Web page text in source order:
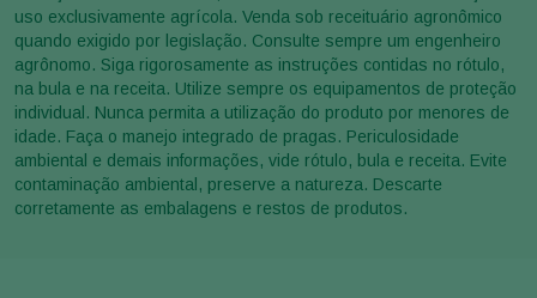
uso exclusivamente agrícola. Venda sob receituário agronômico
quando exigido por legislação. Consulte sempre um engenheiro
agrônomo. Siga rigorosamente as instruções contidas no rótulo,
na bula e na receita. Utilize sempre os equipamentos de proteção
individual. Nunca permita a utilização do produto por menores de
idade. Faça o manejo integrado de pragas. Periculosidade
ambiental e demais informações, vide rótulo, bula e receita. Evite
contaminação ambiental, preserve a natureza. Descarte
corretamente as embalagens e restos de produtos.